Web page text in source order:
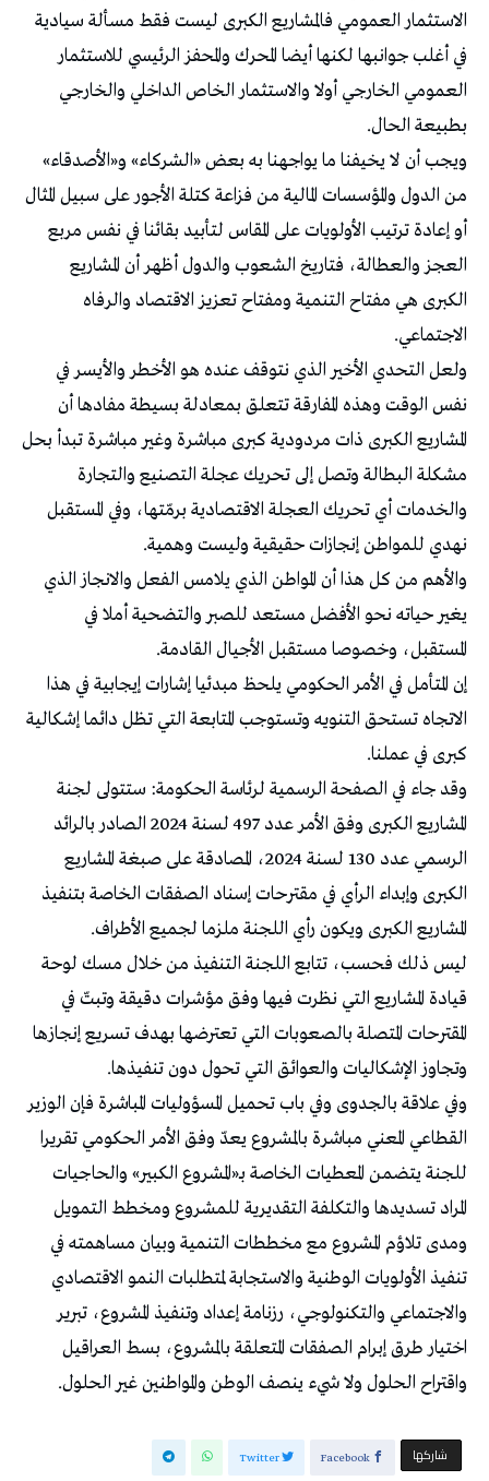
الاستثمار العمومي فالمشاريع الكبرى ليست فقط مسألة سيادية
في أغلب جوانبها لكنها أيضا المحرك والمحفز الرئيسي للاستثمار
العمومي الخارجي أولا والاستثمار الخاص الداخلي والخارجي
بطبيعة الحال.
ويجب أن لا يخيفنا ما يواجهنا به بعض «الشركاء» و«الأصدقاء»
من الدول والمؤسسات المالية من فزاعة كتلة الأجور على سبيل المثال
أو إعادة ترتيب الأولويات على المقاس لتأبيد بقائنا في نفس مربع
العجز والعطالة، فتاريخ الشعوب والدول أظهر أن المشاريع
الكبرى هي مفتاح التنمية ومفتاح تعزيز الاقتصاد والرفاه
الاجتماعي.
ولعل التحدي الأخير الذي نتوقف عنده هو الأخطر والأيسر في
نفس الوقت وهذه المفارقة تتعلق بمعادلة بسيطة مفادها أن
المشاريع الكبرى ذات مردودية كبرى مباشرة وغير مباشرة تبدأ بحل
مشكلة البطالة وتصل إلى تحريك عجلة التصنيع والتجارة
والخدمات أي تحريك العجلة الاقتصادية برمّتها، وفي المستقبل
نهدي للمواطن إنجازات حقيقية وليست وهمية.
والأهم من كل هذا أن المواطن الذي يلامس الفعل والانجاز الذي
يغير حياته نحو الأفضل مستعد للصبر والتضحية أملا في
المستقبل، وخصوصا مستقبل الأجيال القادمة.
إن المتأمل في الأمر الحكومي يلحظ مبدئيا إشارات إيجابية في هذا
الاتجاه تستحق التنويه وتستوجب المتابعة التي تظل دائما إشكالية
كبرى في عملنا.
وقد جاء في الصفحة الرسمية لرئاسة الحكومة: ستتولى لجنة
المشاريع الكبرى وفق الأمر عدد 497 لسنة 2024 الصادر بالرائد
الرسمي عدد 130 لسنة 2024، المصادقة على صبغة المشاريع
الكبرى وإبداء الرأي في مقترحات إسناد الصفقات الخاصة بتنفيذ
المشاريع الكبرى ويكون رأي اللجنة ملزما لجميع الأطراف.
ليس ذلك فحسب، تتابع اللجنة التنفيذ من خلال مسك لوحة
قيادة المشاريع التي نظرت فيها وفق مؤشرات دقيقة وتبتّ في
المقترحات المتصلة بالصعوبات التي تعترضها بهدف تسريع إنجازها
وتجاوز الإشكاليات والعوائق التي تحول دون تنفيذها.
وفي علاقة بالجدوى وفي باب تحميل المسؤوليات المباشرة فإن الوزير
القطاعي المعني مباشرة بالمشروع يعدّ وفق الأمر الحكومي تقريرا
للجنة يتضمن المعطيات الخاصة بـ«المشروع الكبير» والحاجيات
المراد تسديدها والتكلفة التقديرية للمشروع ومخطط التمويل
ومدى تلاؤم المشروع مع مخططات التنمية وبيان مساهمته في
تنفيذ الأولويات الوطنية والاستجابة لمتطلبات النمو الاقتصادي
والاجتماعي والتكنولوجي، رزنامة إعداد وتنفيذ المشروع، تبرير
اختيار طرق إبرام الصفقات المتعلقة بالمشروع، بسط العراقيل
واقتراح الحلول ولا شيء ينصف الوطن والمواطنين غير الحلول.
‫‫ شاركها‬ Facebook
Twitter